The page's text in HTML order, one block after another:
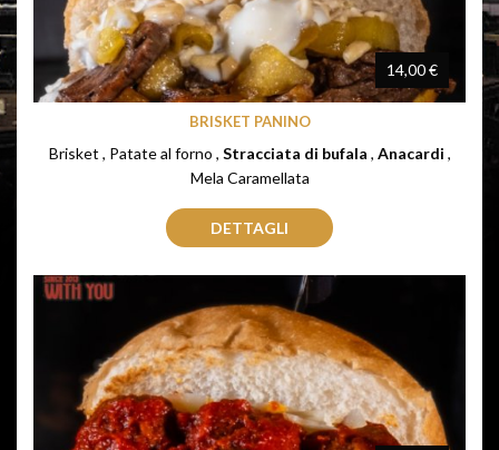
14,00 €
BRISKET PANINO
Brisket , Patate al forno , Stracciata di bufala , Anacardi
Mela Caramellata
DETTAGLI